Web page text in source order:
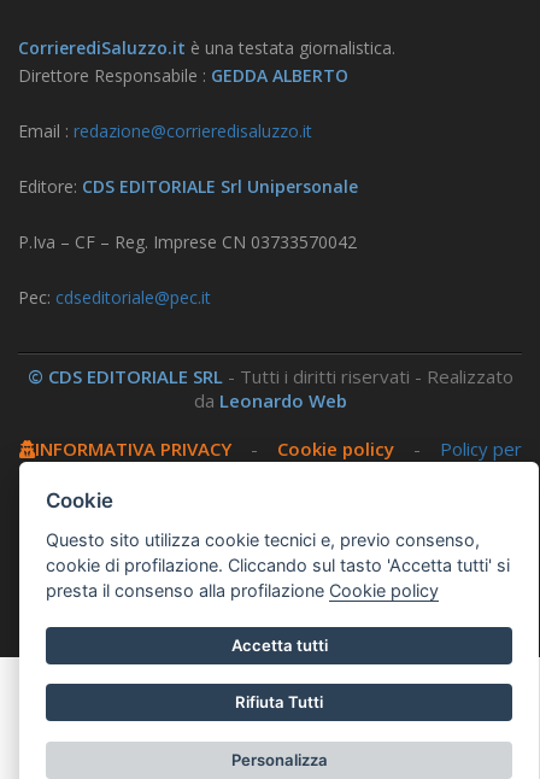
CorrierediSaluzzo.it è una testata giornalistica.
Direttore Responsabile : GEDDA ALBERTO
Email : redazione@corrieredisaluzzo.it
Editore: CDS EDITORIALE Srl Unipersonale
P.Iva – CF – Reg. Imprese CN 03733570042
Pec: cdseditoriale@pec.it
© CDS EDITORIALE SRL - Tutti i diritti riservati - Realizzato
da Leonardo Web
INFORMATIVA PRIVACY- Cookie policy- Policy per
Questo sito utilizza, nella versione per UTENTI CON
DISLESSIA,Biancoenero ®, una font italiana ad Alta
Cookie
Questo sito utilizza cookie tecnici e, previo consenso,
cookie di profilazione. Cliccando sul tasto 'Accetta tutti' si
presta il consenso alla profilazione Cookie policy
Accetta tutti
Rifiuta Tutti
Personalizza